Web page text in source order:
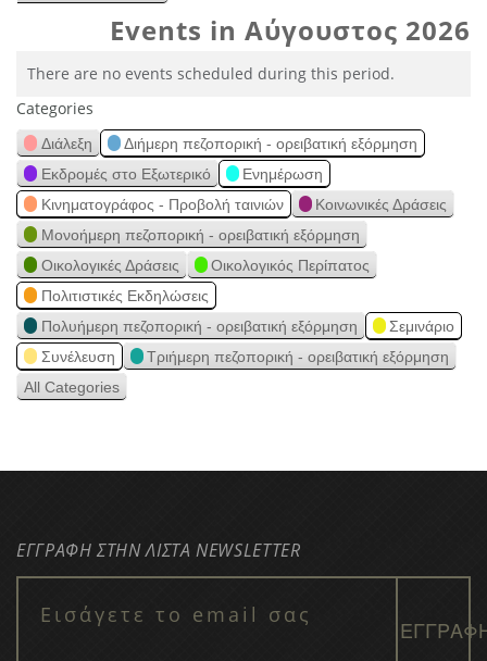
Events in Αύγουστος 2026
There are no events scheduled during this period.
Categories
Διάλεξη
Διήμερη πεζοπορική - ορειβατική εξόρμηση
Εκδρομές στο Εξωτερικό
Ενημέρωση
Κινηματογράφος - Προβολή ταινιών
Κοινωνικές Δράσεις
Μονοήμερη πεζοπορική - ορειβατική εξόρμηση
Οικολογικές Δράσεις
Οικολογικός Περίπατος
Πολιτιστικές Εκδηλώσεις
Πολυήμερη πεζοπορική - ορειβατική εξόρμηση
Σεμινάριο
Συνέλευση
Τριήμερη πεζοπορική - ορειβατική εξόρμηση
All Categories
ΕΓΓΡΑΦΗ ΣΤΗΝ ΛΙΣΤΑ NEWSLETTER